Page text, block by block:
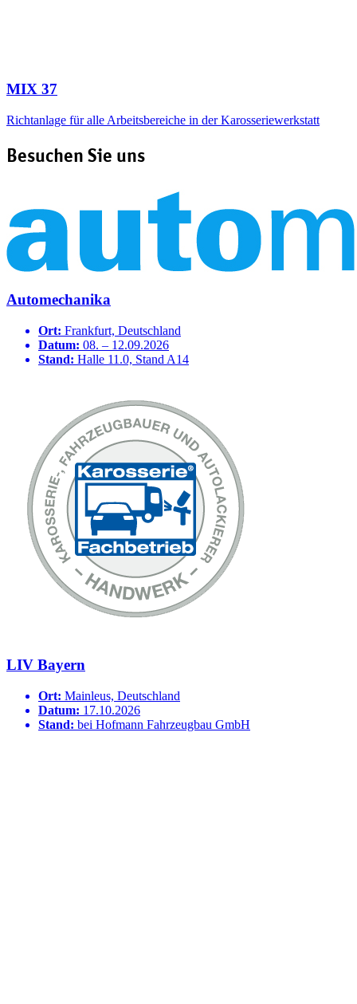
MIX 37
Richtanlage für alle Arbeitsbereiche in der Karosseriewerkstatt
Besuchen Sie uns
Automechanika
Ort: Frankfurt, Deutschland
Datum: 08. – 12.09.2026
Stand: Halle 11.0, Stand A14
LIV Bayern
Ort: Mainleus, Deutschland
Datum: 17.10.2026
Stand: bei Hofmann Fahrzeugbau GmbH